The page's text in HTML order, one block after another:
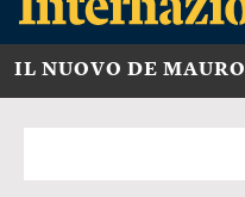
IL NUOVO DE MAURO